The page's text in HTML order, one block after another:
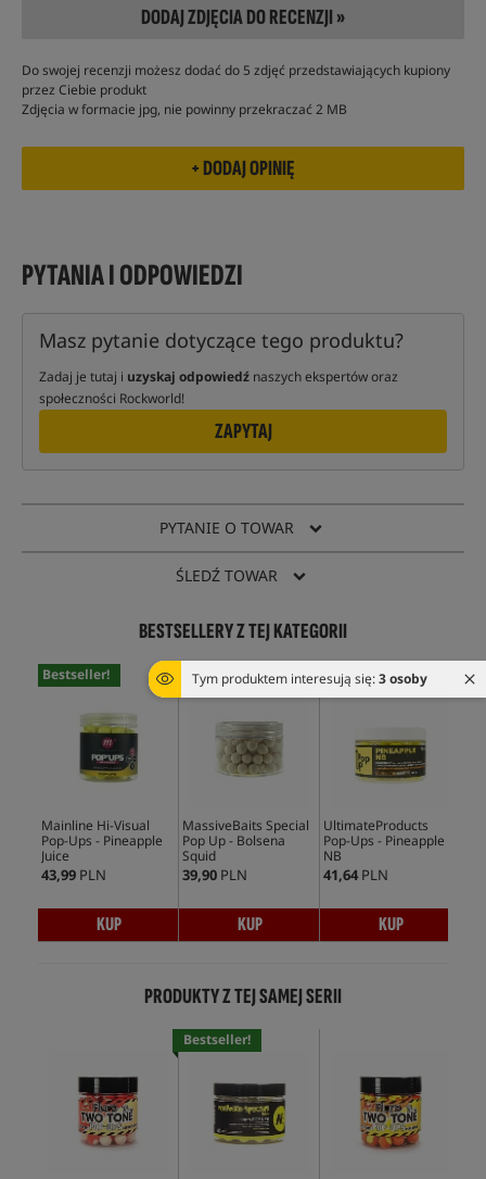
Tym produktem interesują się:3 osoby
DODAJ ZDJĘCIA DO RECENZJI »
Do swojej recenzji możesz dodać do 5 zdjęć przedstawiających kupiony
przez Ciebie produkt
Zdjęcia w formacie jpg, nie powinny przekraczać 2 MB
PYTANIA I ODPOWIEDZI
Masz pytanie dotyczące tego produktu?
Zadaj je tutaj i uzyskaj odpowiedź naszych ekspertów oraz
społeczności Rockworld!
ZAPYTAJ
PYTANIE O TOWAR
ŚLEDŹ TOWAR
BESTSELLERY Z TEJ KATEGORII
Bestseller!
Mainline Hi-Visual
Pop-Ups - Pineapple
Juice
43,99 PLN
KUP
Bestseller!
MassiveBaits Special
Pop Up - Bolsena
Squid
39,90 PLN
KUP
Bestseller!
UltimateProducts
Pop-Ups - Pineapple
NB
41,64 PLN
KUP
PRODUKTY Z TEJ SAMEJ SERII
Bestseller!